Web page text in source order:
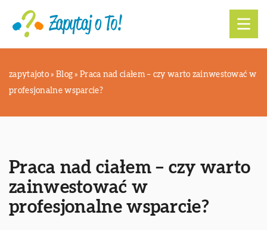
zapytajoto » Blog »Praca nad ciałem – czy warto zainwestować w
profesjonalne wsparcie?
Praca nad ciałem – czy warto
zainwestować w
profesjonalne wsparcie?